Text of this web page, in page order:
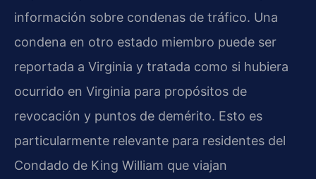
información sobre condenas de tráfico. Una
condena en otro estado miembro puede ser
reportada a Virginia y tratada como si hubiera
ocurrido en Virginia para propósitos de
revocación y puntos de demérito. Esto es
particularmente relevante para residentes del
Condado de King William que viajan